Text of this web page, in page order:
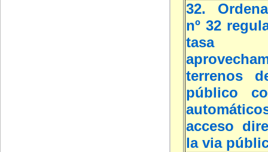
32.
nº 32
terrenos
público
acceso
la via